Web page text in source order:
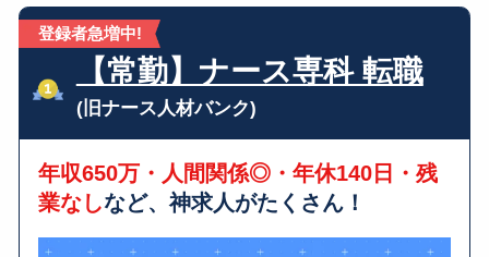
登録者急増中!
【常勤】ナース専科 転職
(旧ナース人材バンク)
年収650万・人間関係◎・年休140日・残
業なしなど、神求人がたくさん！